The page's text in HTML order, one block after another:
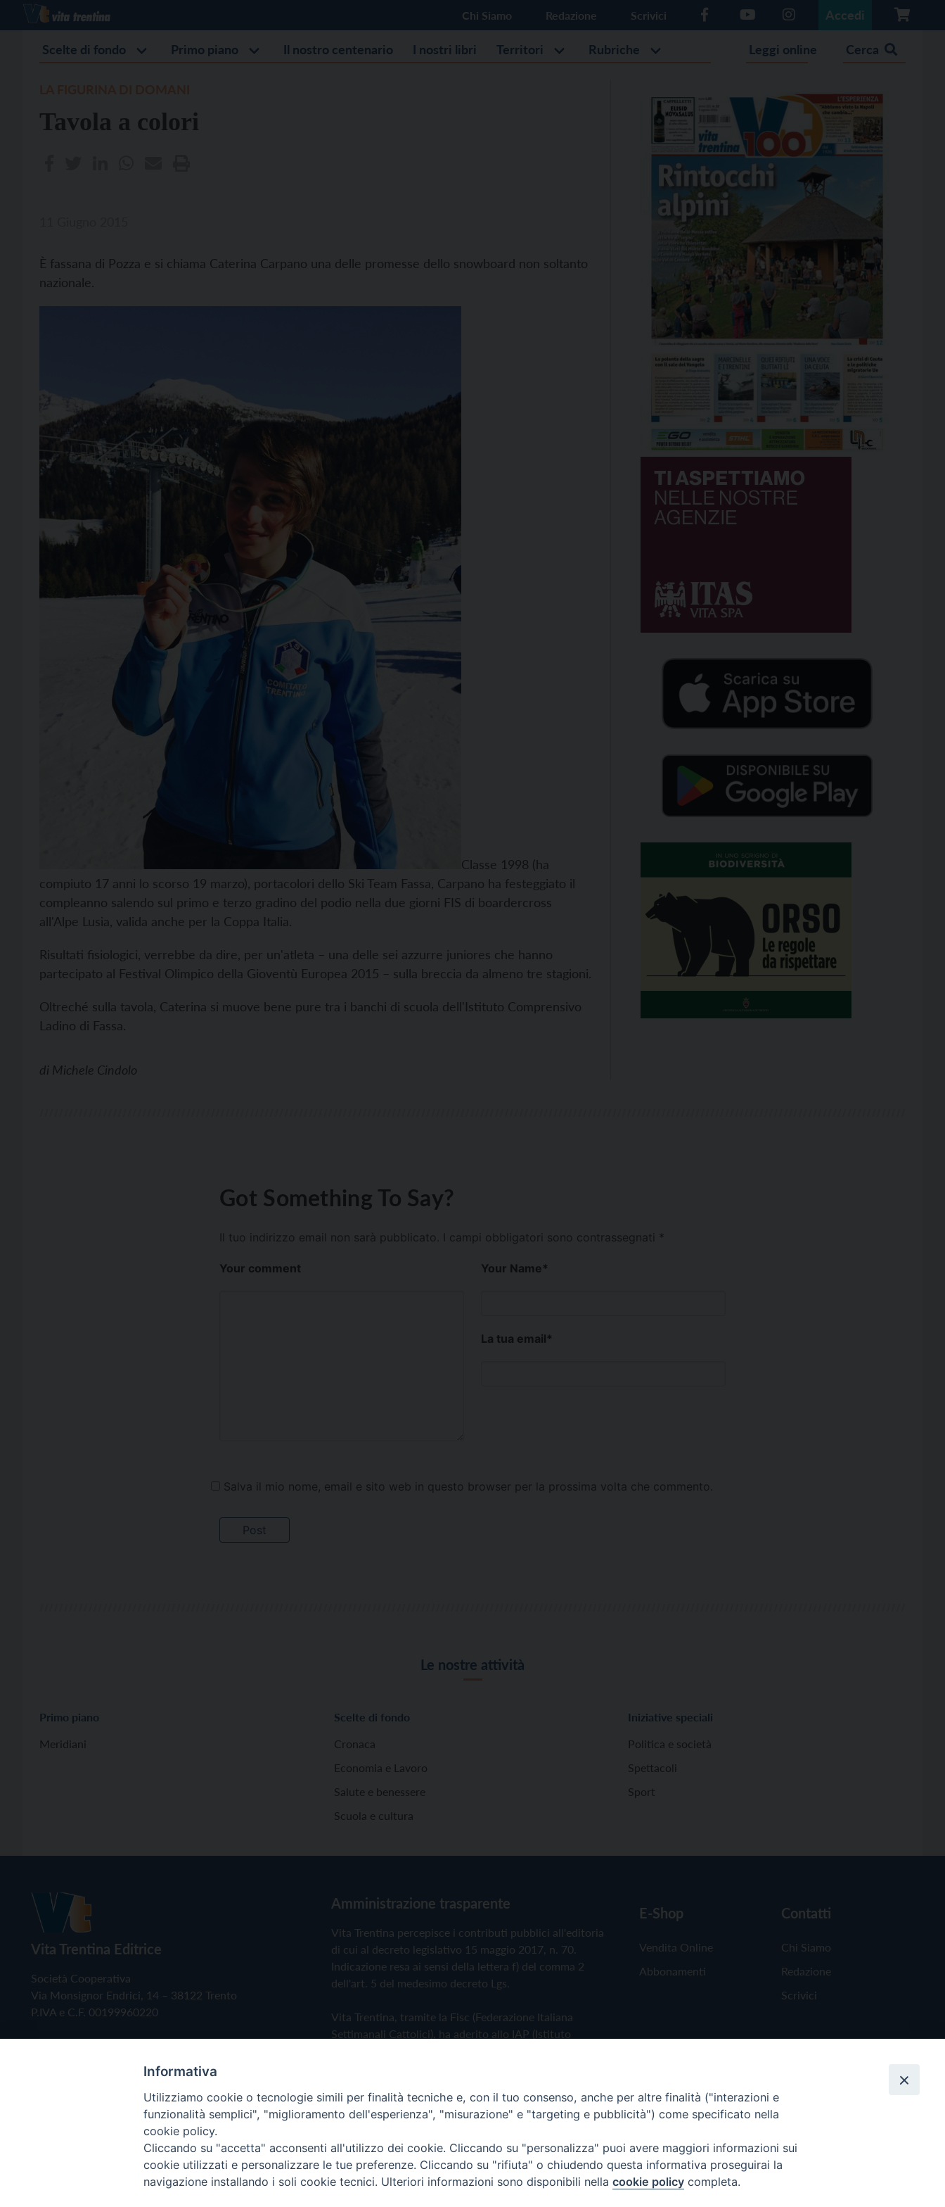
Chi Siamo Redazione Scrivici Accedi
Scelte di fondo Primo piano Il nostro centenario I nostri libri Territori Rubriche Leggi online Cerca
Tavola a colori
È fassana di Pozza e si chiama Caterina Carpano una delle promesse dello snowboard non soltanto
nazionale.
Classe 1998 (ha
compiuto 17 anni lo scorso 19 marzo), portacolori dello Ski Team Fassa, Carpano ha festeggiato il
compleanno salendo sul primo e terzo gradino del podio nella due giorni FIS di boardercross
all'Alpe Lusia, valida anche per la Coppa Italia.
Risultati fisiologici, verrebbe da dire, per un'atleta – una delle sei azzurre juniores che hanno
partecipato al Festival Olimpico della Gioventù Europea 2015 – sulla breccia da almeno tre stagioni.
Oltreché sulla tavola, Caterina si muove bene pure tra i banchi di scuola dell'Istituto Comprensivo
Ladino di Fassa.
di Michele Cindolo
Got Something To Say?
Il tuo indirizzo email non sarà pubblicato. I campi obbligatori sono contrassegnati *
Your comment Your Name*
La tua email*
Salva il mio nome, email e sito web in questo browser per la prossima volta che commento.
Le nostre attività
Primo piano
Meridiani
Scelte di fondo
Cronaca
Economia e Lavoro
Salute e benessere
Scuola e cultura
Iniziative speciali
Politica e società
Spettacoli
Sport
Vita Trentina Editrice
Società Cooperativa
Via Monsignor Endrici, 14 – 38122 Trento
P.IVA e C.F. 00199960220
Amministrazione trasparente
Vita Trentina percepisce i contributi pubblici all'editoria
di cui al decreto legislativo 15 maggio 2017, n. 70.
Indicazione resa ai sensi della lettera f) del comma 2
dell'art. 5 del medesimo decreto Lgs.
Vita Trentina, tramite la Fisc (Federazione Italiana
Settimanali Cattolici), ha aderito allo IAP (Istituto
Privacy Policy Cookie Policy
E-Shop
Vendita Online
Abbonamenti
Contatti
Chi Siamo
Redazione
Scrivici
Copyright © 2019 - Tutti i diritti riservati - Vita Trentina Editrice
Informativa
Utilizziamo cookie o tecnologie simili per finalità tecniche e, con il tuo consenso, anche per altre finalità ("interazioni e
funzionalità semplici", "miglioramento dell'esperienza", "misurazione" e "targeting e pubblicità") come specificato nella
cookie policy.
Cliccando su "accetta" acconsenti all'utilizzo dei cookie. Cliccando su "personalizza" puoi avere maggiori informazioni sui
cookie utilizzati e personalizzare le tue preferenze. Cliccando su "rifiuta" o chiudendo questa informativa proseguirai la
navigazione installando i soli cookie tecnici. Ulteriori informazioni sono disponibili nella cookie policy completa.